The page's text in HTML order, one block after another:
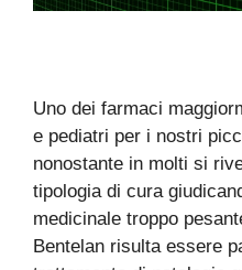
Uno dei farmaci
e pediatri per i nostri
nonostante in molti si
tipologia di cura
medicinale troppo
Bentelan risulta essere